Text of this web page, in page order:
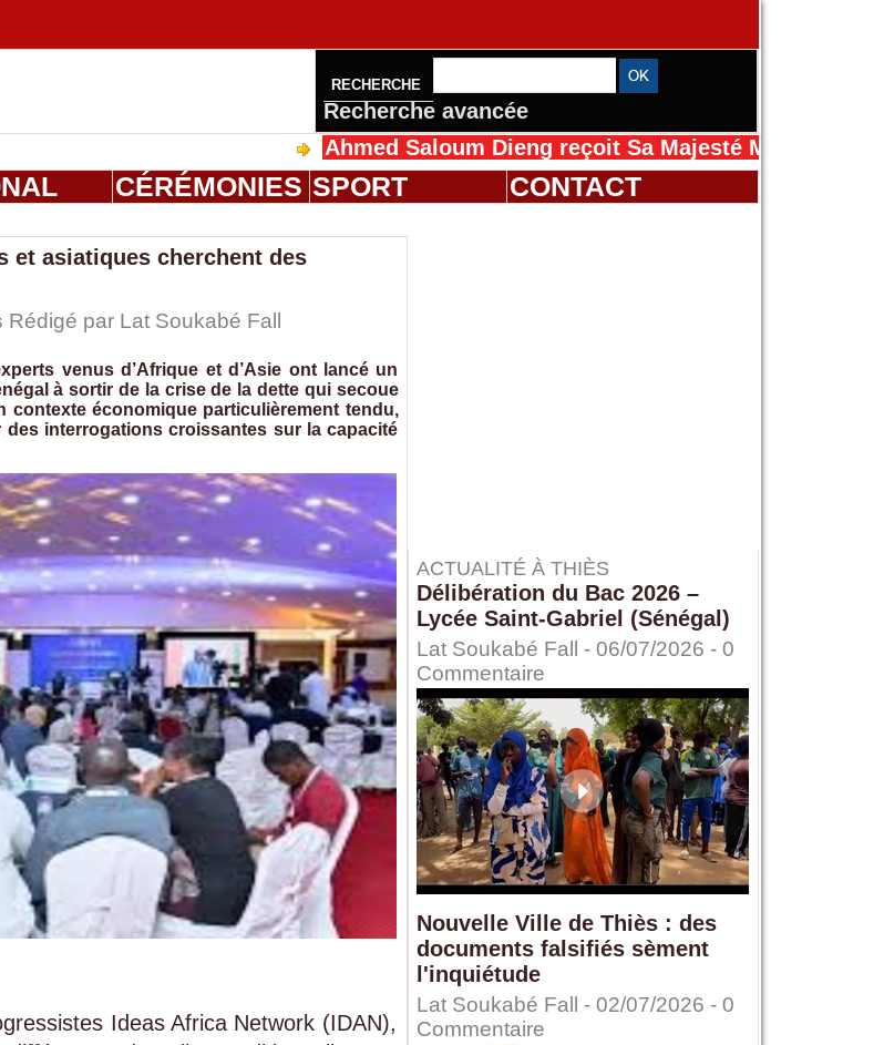
RECHERCHE
Recherche avancée
Ahmed Saloum Dieng reçoit Sa Majesté Mansah Cissé au
CÉRÉMONIES SPORT CONTACT
et asiatiques cherchent des
par Lat Soukabé Fall
venus d’Afrique et d’Asie ont lancé un
à sortir de la crise de la dette qui secoue
contexte économique particulièrement tendu,
interrogations croissantes sur la capacité
Ideas Africa Network (IDAN),
ACTUALITÉ À THIÈS
Délibération du Bac 2026 –
Lycée Saint-Gabriel (Sénégal)
Lat Soukabé Fall - 06/07/2026 - 0
Commentaire
Nouvelle Ville de Thiès : des
documents falsifiés sèment
l'inquiétude
Lat Soukabé Fall - 02/07/2026 - 0
Commentaire